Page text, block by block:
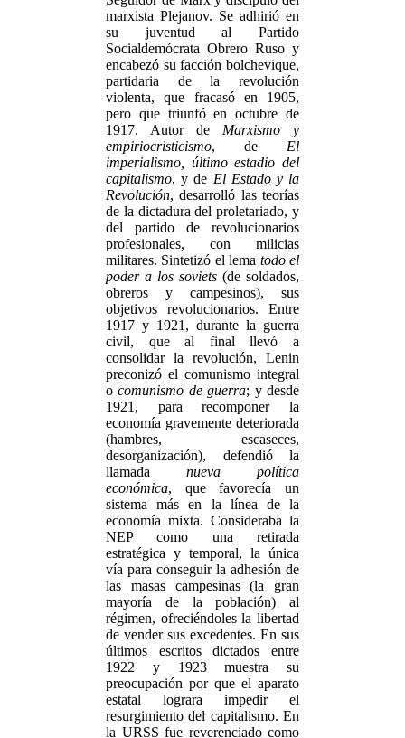
marxista Plejanov. Se adhirió en
su juventud al Partido
Socialdemócrata Obrero Ruso y
encabezó su facción bolchevique,
partidaria de la revolución
violenta, que fracasó en 1905,
pero que triunfó en octubre de
1917. Autor de Marxismo y
empiriocristicismo, de El
imperialismo, último estadio del
capitalismo, y de El Estado y la
Revolución, desarrolló las teorías
de la dictadura del proletariado, y
del partido de revolucionarios
profesionales, con milicias
militares. Sintetizó el lema todo el
poder a los soviets (de soldados,
obreros y campesinos), sus
objetivos revolucionarios. Entre
1917 y 1921, durante la guerra
civil, que al final llevó a
consolidar la revolución, Lenin
preconizó el comunismo integral
ocomunismo de guerra; y desde
1921, para recomponer la
economía gravemente deteriorada
(hambres, escaseces,
desorganización), defendió la
llamada nueva política
económica, que favorecía un
sistema más en la línea de la
economía mixta. Consideraba la
NEP como una retirada
estratégica y temporal, la única
vía para conseguir la adhesión de
las masas campesinas (la gran
mayoría de la población) al
régimen, ofreciéndoles la libertad
de vender sus excedentes. En sus
últimos escritos dictados entre
1922 y 1923 muestra su
preocupación por que el aparato
estatal lograra impedir el
resurgimiento del capitalismo. En
la URSS fue reverenciado como